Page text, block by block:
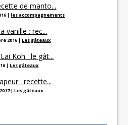
de manto...
|les accompagnements
vanille : rec...
2016 |Les gâteaux
Koh : le gât...
|Les gâteaux
: recette...
|Les gâteaux